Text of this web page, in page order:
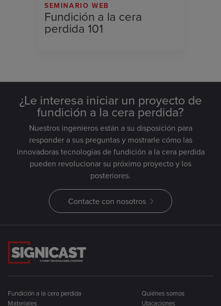
SEMINARIO WEB
Fundición a la cera
perdida 101
¿Le interesa iniciar un proyecto de
fundición a la cera perdida?
Nuestros ingenieros están a su disposición para
responder a sus preguntas y mostrarle cómo las
innovadoras tecnologías de fundición a la cera perdida
pueden revolucionar su próximo proyecto y los
posteriores.
Contacte con nosotros
Fundición a la cera perdida
Materiales
Quiénes somos
Ubicaciones